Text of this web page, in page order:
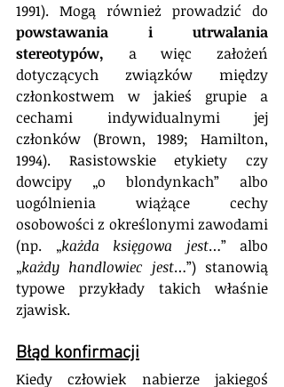
powstawania i utrwalania
stereotypów, a więc założeń
dotyczących związków między
członkostwem w jakieś grupie a
cechami indywidualnymi jej
członków (Brown, 1989; Hamilton,
1994). Rasistowskie etykiety czy
dowcipy „o blondynkach” albo
uogólnienia wiążące cechy
osobowości z określonymi zawodami
(np. „każda księgowa jest…” albo
„każdy handlowiec jest…”) stanowią
typowe przykłady takich właśnie
zjawisk.
Błąd konfirmacji
Kiedy człowiek nabierze jakiegoś